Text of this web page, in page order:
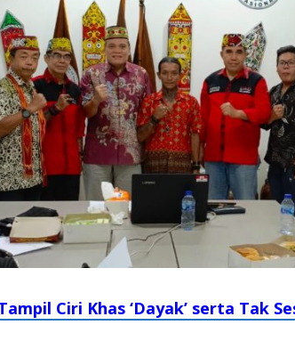
Ciri Khas ‘Dayak’ serta Tak